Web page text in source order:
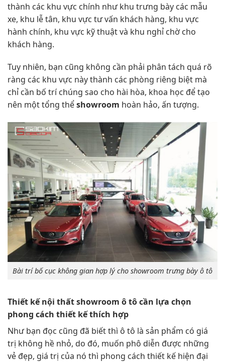
thành các khu vực chính như khu trưng bày các mẫu
xe, khu lễ tân, khu vực tư vấn khách hàng, khu vực
hành chính, khu vực kỹ thuật và khu nghỉ chờ cho
khách hàng.
Tuy nhiên, bạn cũng không cần phải phân tách quá rõ
ràng các khu vực này thành các phòng riêng biệt mà
chỉ cần bố trí chúng sao cho hài hòa, khoa học để tạo
nên một tổng thểshowroom hoàn hảo, ấn tượng.
Bài trí bố cục không gian hợp lý cho showroom trưng bày ô tô
Thiết kế nội thất showroom ô tô cần lựa chọn
phong cách thiết kế thích hợp
Như bạn đọc cũng đã biết thì ô tô là sản phẩm có giá
trị không hề nhỏ, do đó, muốn phô diễn được những
vẻ đẹp, giá trị của nó thì phong cách thiết kế hiện đại